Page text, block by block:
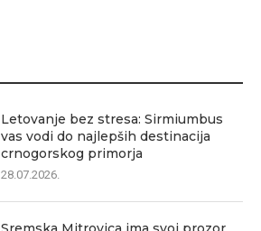
Letovanje bez stresa: Sirmiumbus
vas vodi do najlepših destinacija
crnogorskog primorja
28.07.2026.